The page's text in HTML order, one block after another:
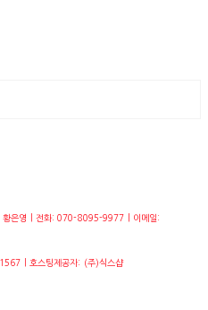
황은영 | 전화: 070-8095-9977 | 이메일:
| 호스팅제공자: (주)식스샵